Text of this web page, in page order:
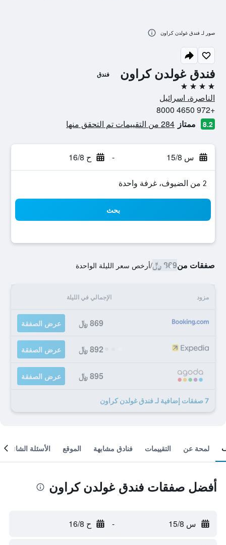
فندق غولدن كراون فندق
4 نجوم
الناصرة، اسرائيل
+972 4650 8000
8.2 ممتاز 284 من التقييمات تم التحقق منها
س 15/8 - ح 16/8
2 من الضيوف، غرفة واحدة
بحث
صفقات من869 ﷼ /أرخص سعر الليلة الواحدة
مزود الإجمالي في الليلة
869 ﷼ عرض الصفقة
892 ﷼ عرض الصفقة
895 ﷼ عرض الصفقة
7 صفقات إضافية لـ فندق غولدن كراون
صور لـ فندق غولدن كراون
لمحة عن التقييمات فنادق مشابهة الموقع الأسئلة الشائعة
أفضل صفقات فندق غولدن كراون
س 15/8 - ح 16/8